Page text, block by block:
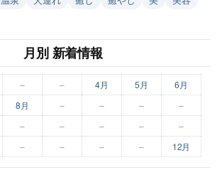
月別 新着情報
– – 4月 5月
6月
8月 – – – –
– – – –
–
– – – – 12月